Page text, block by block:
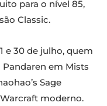
para o nível 85,
Classic.
e 30 de julho, quem
em Mists
Sage
moderno.